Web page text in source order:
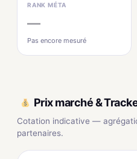
RANK MÉTA
—
Pas encore mesuré
Prix marché &
Cotation indicative —
partenaires.